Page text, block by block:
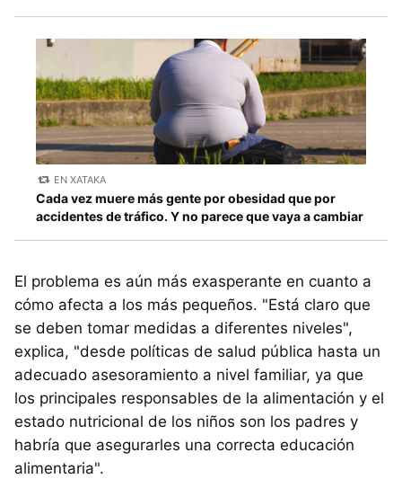
EN XATAKA
Cada vez muere más gente por obesidad que por
accidentes de tráfico. Y no parece que vaya a cambiar
El problema es aún más exasperante en cuanto a
cómo afecta a los más pequeños. "Está claro que
se deben tomar medidas a diferentes niveles",
explica, "desde políticas de salud pública hasta un
adecuado asesoramiento a nivel familiar, ya que
los principales responsables de la alimentación y el
estado nutricional de los niños son los padres y
habría que asegurarles una correcta educación
alimentaria".